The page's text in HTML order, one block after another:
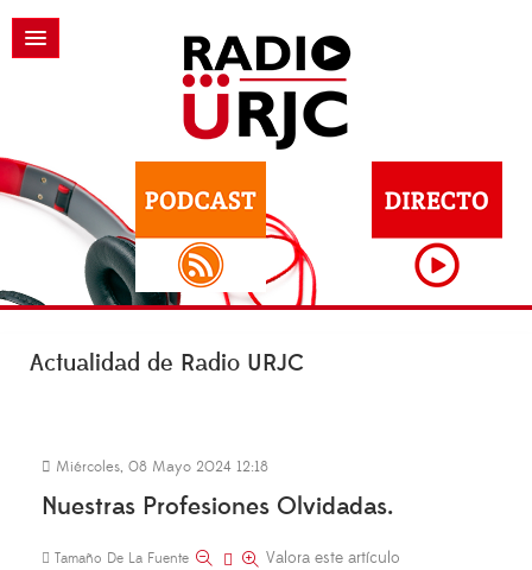
Actualidad de Radio URJC
Miércoles, 08 Mayo 2024 12:18
Nuestras Profesiones Olvidadas.
Tamaño De La Fuente
Valora este artículo